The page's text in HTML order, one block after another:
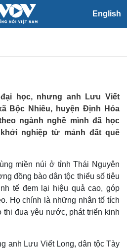
English
Xã hội
Tin 24h
Dự báo thời tiết
Giáo dục
Dấu ấn VOV
Biển đảo
tộc Tày làm
đất quê
học, nhưng anh Lưu Viết
Bộc Nhiêu, huyện Định Hóa
ngành nghề mình đã học
nghiệp từ mảnh đất quê
miền núi ở tỉnh Thái Nguyên
đồng bào dân tộc thiểu số tiêu
tế đem lại hiệu quả cao, góp
Họ chính là những nhân tố tích
thi đua yêu nước, phát triển kinh
anh Lưu Viết Long, dân tộc Tày